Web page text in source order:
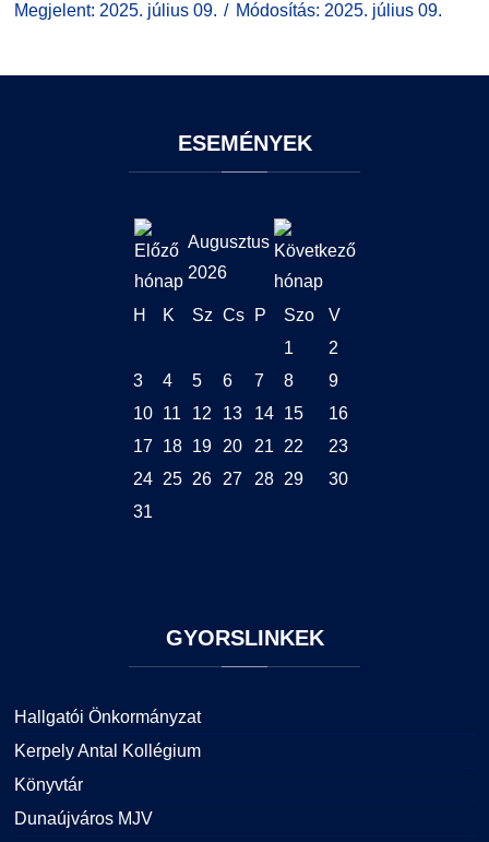
Megjelent: 2025. július 09. Módosítás: 2025. július 09.
ESEMÉNYEK
Augusztus
2026
H K Sz Cs P Szo
V
1
2
3
4 5 6 7 8
9
10
11 12 13 14 15
16
17
18 19 20 21 22
23
24 25 26 27 28 29
30
31
GYORSLINKEK
Hallgatói Önkormányzat
Kerpely Antal Kollégium
Könyvtár
Dunaújváros MJV